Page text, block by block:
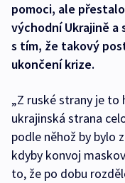
pomoci, ale
východní Ukrajině a
s tím, že takový
ukončení krize.
„Z ruské strany je
ukrajinská strana
podle něhož by bylo
kdyby konvoj
to, že po dobu